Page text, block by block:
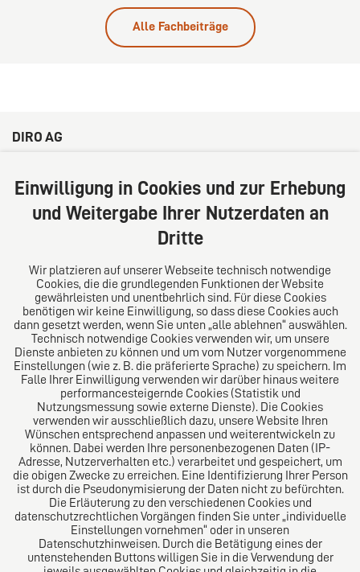
Alle Fachbeiträge
DIRO AG
20354 Hamburg
Deutschland
Tel: +49 (0) 40 41352231
Über uns
Das Kanzlei-Vertrauensnetzwerk. Aus Europa für die
Welt. Für den erfolgreichen Mittelstand.
Folgen Sie uns auf
Das europäische Kanzlei-Netzwerk
Einwilligung in Cookies und zur Erhebung
und Weitergabe Ihrer Nutzerdaten an
Dritte
Wir platzieren auf unserer Webseite technisch notwendige
Cookies, die die grundlegenden Funktionen der Website
gewährleisten und unentbehrlich sind. Für diese Cookies
benötigen wir keine Einwilligung, so dass diese Cookies auch
dann gesetzt werden, wenn Sie unten „alle ablehnen“ auswählen.
Technisch notwendige Cookies verwenden wir, um unsere
Dienste anbieten zu können und um vom Nutzer vorgenommene
Einstellungen (wie z. B. die präferierte Sprache) zu speichern. Im
Falle Ihrer Einwilligung verwenden wir darüber hinaus weitere
performancesteigernde Cookies (Statistik und
Nutzungsmessung sowie externe Dienste). Die Cookies
verwenden wir ausschließlich dazu, unsere Website Ihren
Wünschen entsprechend anpassen und weiterentwickeln zu
können. Dabei werden Ihre personenbezogenen Daten (IP-
Adresse, Nutzerverhalten etc.) verarbeitet und gespeichert, um
die obigen Zwecke zu erreichen. Eine Identifizierung Ihrer Person
ist durch die Pseudonymisierung der Daten nicht zu befürchten.
Die Erläuterung zu den verschiedenen Cookies und
datenschutzrechtlichen Vorgängen finden Sie unter „individuelle
Einstellungen vornehmen“ oder in unseren
Datenschutzhinweisen. Durch die Betätigung eines der
untenstehenden Buttons willigen Sie in die Verwendung der